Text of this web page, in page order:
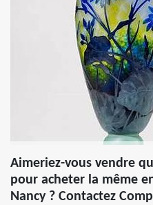
Aimeriez-vous vendre
pour acheter la même
Nancy ? Contactez